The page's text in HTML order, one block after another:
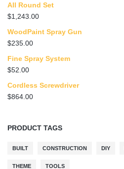
All Round Set
$1,243.00
WoodPaint Spray Gun
$235.00
Fine Spray System
$52.00
Cordless Screwdriver
$864.00
PRODUCT TAGS
BUILT CONSTRUCTION DIY
THEME TOOLS